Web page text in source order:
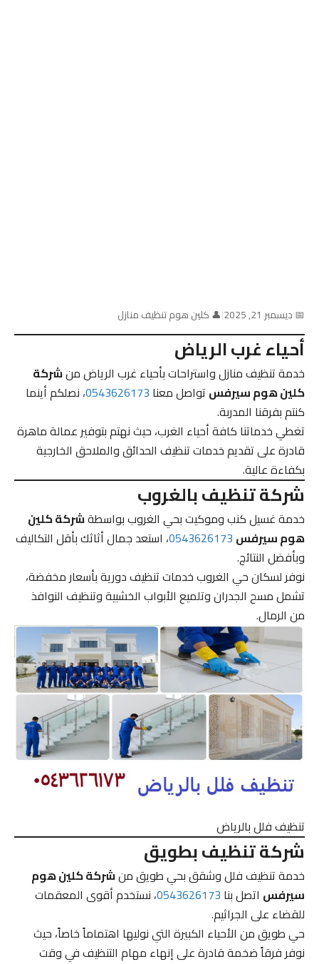
📅 ديسمبر 21, 2025 |👤 كلين هوم تنظيف منازل
أحياء غرب الرياض
خدمة تنظيف منازل واستراحات بأحياء غرب الرياض منشركة
كلين هوم سيرفستواصل معنا0543626173، نصلكم أينما
كنتم بفرقنا المدربة.
تغطي خدماتنا كافة أحياء الغرب، حيث نهتم بتوفير عمالة ماهرة
قادرة على تقديم خدمات تنظيف الحدائق والملاحق الخارجية
بكفاءة عالية.
شركة تنظيف بالغروب
خدمة غسيل كنب وموكيت بحي الغروب بواسطةشركة كلين
هوم سيرفس0543626173، استعد جمال أثاثك بأقل التكاليف
وبأفضل النتائج.
نوفر لسكان حي الغروب خدمات تنظيف دورية بأسعار مخفضة،
تشمل مسح الجدران وتلميع الأبواب الخشبية وتنظيف النوافذ
من الرمال.
تنظيف فلل بالرياض
شركة تنظيف بطويق
خدمة تنظيف فلل وشقق بحي طويق منشركة كلين هوم
سيرفساتصل بنا0543626173، نستخدم أقوى المعقمات
للقضاء على الجراثيم.
حي طويق من الأحياء الكبيرة التي نوليها اهتماماً خاصاً، حيث
نوفر فرقاً ضخمة قادرة على إنهاء مهام التنظيف في وقت